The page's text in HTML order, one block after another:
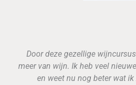
Door deze gezellige
meer van wijn. Ik heb veel
en weet nu nog beter wat